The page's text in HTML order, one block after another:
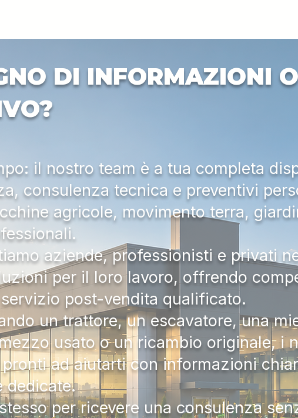
DI INFORMAZIONI
il nostro team è a tua completa
consulenza tecnica e preventivi
agricole, movimento terra,
aziende, professionisti e privati
per il loro lavoro, offrendo
post-vendita qualificato.
un trattore, un escavatore, una
usato o un ricambio originale, i
ad aiutarti con informazioni
dedicate.
per ricevere una consulenza